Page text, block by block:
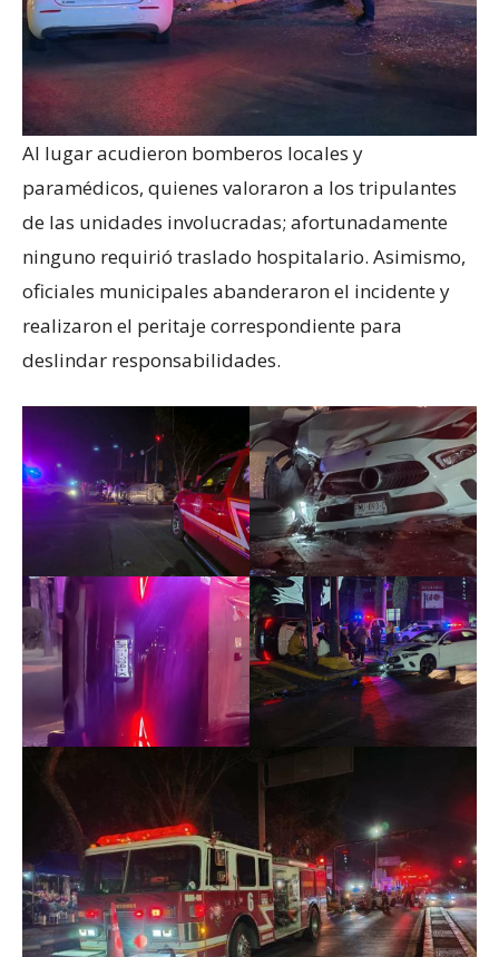
Al lugar acudieron bomberos locales y
paramédicos, quienes valoraron a los tripulantes
de las unidades involucradas; afortunadamente
ninguno requirió traslado hospitalario. Asimismo,
oficiales municipales abanderaron el incidente y
realizaron el peritaje correspondiente para
deslindar responsabilidades.